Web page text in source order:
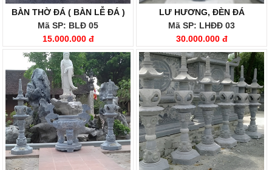
BÀN THỜ ĐÁ ( BÀN LỄ ĐÁ )
Mã SP: BLĐ 05
15.000.000 đ
LƯ HƯƠNG, ĐÈN ĐÁ
Mã SP: LHĐĐ 03
30.000.000 đ